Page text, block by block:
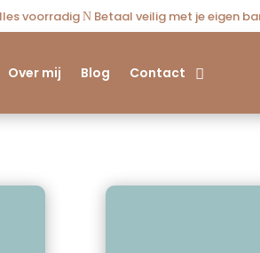
voorradigN Betaal veilig met je eigen
Over mij Blog Contact